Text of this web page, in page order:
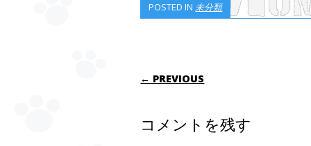
POSTED IN未分類
POST
← PREVIOUS
コメントを残す